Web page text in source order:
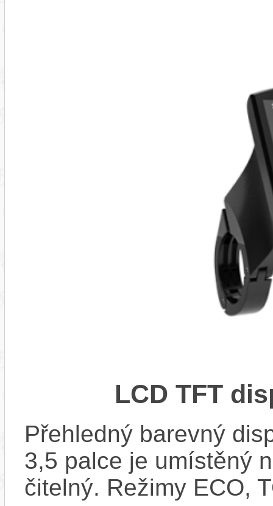
LCD TFT
Přehledný barevný
3,5 palce je umístěný
čitelný. Režimy ECO,